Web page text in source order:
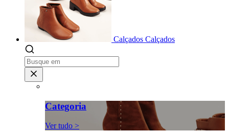
Calçados Calçados
Categoria
Ver tudo >